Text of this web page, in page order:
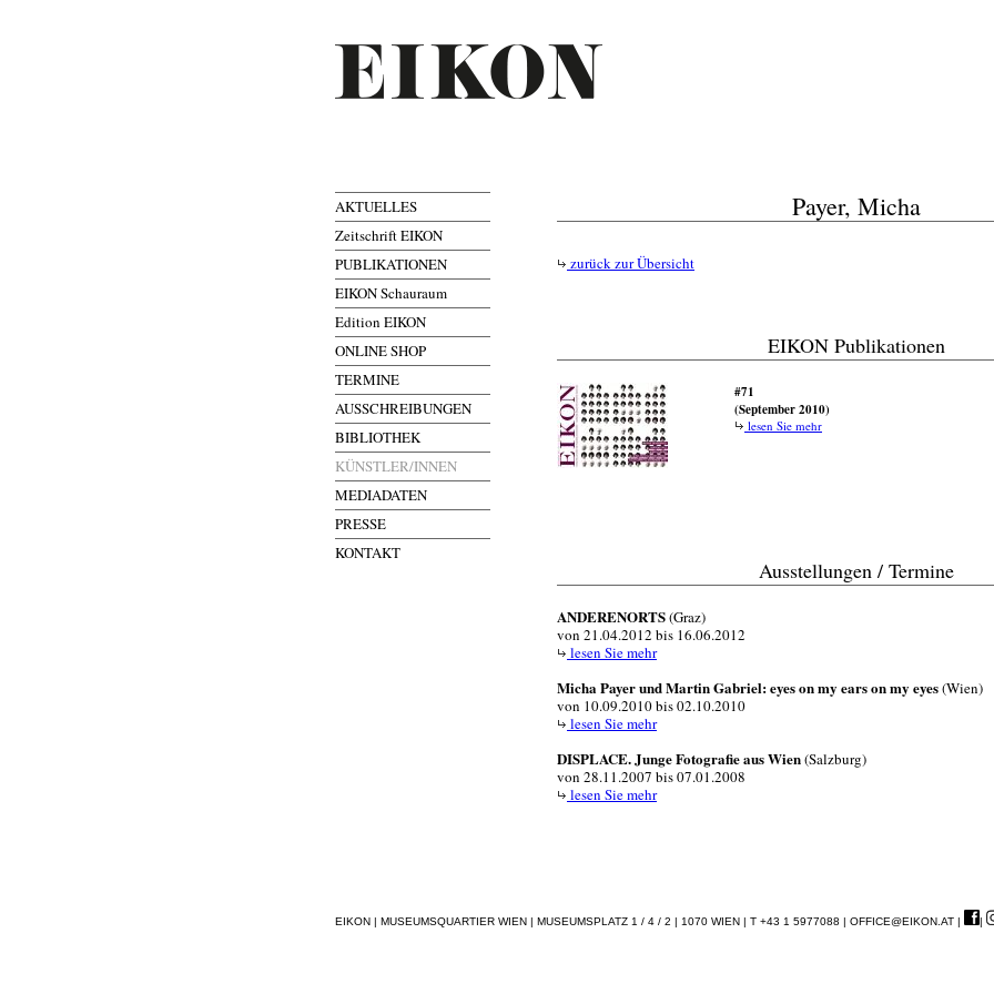
AKTUELLES
Zeitschrift EIKON
PUBLIKATIONEN
EIKON Schauraum
Edition EIKON
ONLINE SHOP
TERMINE
AUSSCHREIBUNGEN
BIBLIOTHEK
KÜNSTLER/INNEN
MEDIADATEN
PRESSE
KONTAKT
Payer, Micha
zurück zur Übersicht
EIKON Publikationen
#71
(September 2010)
lesen Sie mehr
Ausstellungen / Termine
ANDERENORTS(Graz)
von 21.04.2012 bis 16.06.2012
lesen Sie mehr
Micha Payer und Martin Gabriel: eyes on my ears on my eyes(Wien)
von 10.09.2010 bis 02.10.2010
lesen Sie mehr
DISPLACE. Junge Fotografie aus Wien(Salzburg)
von 28.11.2007 bis 07.01.2008
lesen Sie mehr
EIKON | MUSEUMSQUARTIER WIEN | MUSEUMSPLATZ 1 / 4 / 2 | 1070 WIEN | T +43 1 5977088 | OFFICE@EIKON.AT | |